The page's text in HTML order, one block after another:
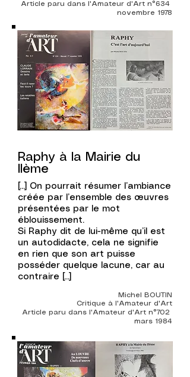
Article paru dans l'Amateur d'Art n°634
novembre 1978
Raphy à la Mairie du
IIème
[...]
On pourrait résumer l’ambiance
créée par l’ensemble des œuvres
présentées par le mot
éblouissement.
Si Raphy dit de lui-même qu’il est
un autodidacte, cela ne signifie
en rien que son art puisse
posséder quelque lacune, car au
contraire
[...]
Michel BOUTIN
Critique à l'Amateur d'Art
Article paru dans l'Amateur d'Art n°702
mars 1984